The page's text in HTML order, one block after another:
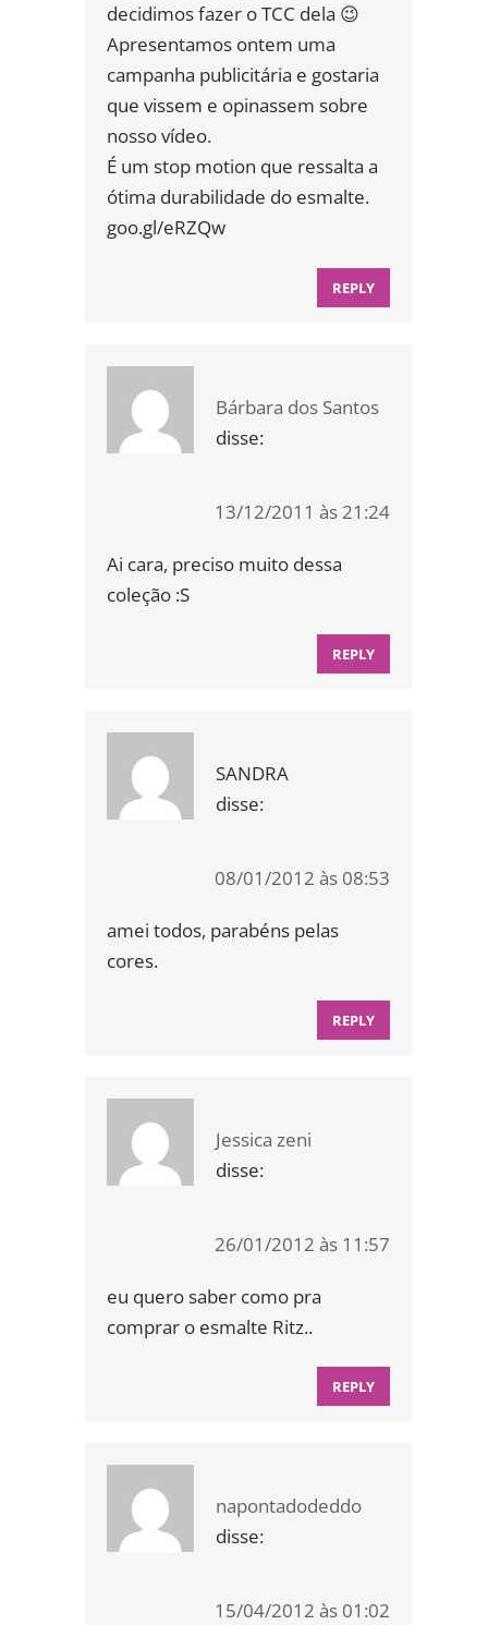
decidimos fazer o TCC dela 😉
Apresentamos ontem uma
campanha publicitária e gostaria
que vissem e opinassem sobre
nosso vídeo.
É um stop motion que ressalta a
ótima durabilidade do esmalte.
goo.gl/eRZQw
REPLY
Bárbara dos Santos
disse:
13/12/2011 às 21:24
Ai cara, preciso muito dessa
coleção :S
REPLY
SANDRA
disse:
08/01/2012 às 08:53
amei todos, parabéns pelas
cores.
REPLY
Jessica zeni
disse:
26/01/2012 às 11:57
eu quero saber como pra
comprar o esmalte Ritz..
REPLY
napontadodeddo
disse:
15/04/2012 às 01:02